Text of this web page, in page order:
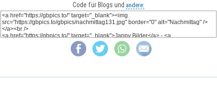
Code für Blogs und andere: